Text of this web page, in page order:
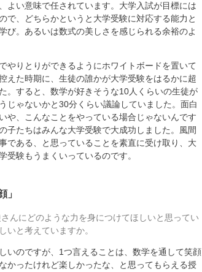
よい意味で任されています。大学入試が目標には
で、どちらかというと大学受験に対応する能力と
び。あるいは数式の美しさを感じられる余裕のよ
やりとりができるようにホワイトボードを置いて
えた時期に、生徒の誰かが大学受験をはるかに超
。すると、数学が好きそうな10人くらいの生徒が
じゃないかと30分くらい議論していました。面白
や、こんなことをやっている場合じゃないんです
子たちはみんな大学受験で大成功しました。風間
である、と思っていることを素直に受け取り、大
受験もうまくいっているのです。
」
んにどのような力を身につけてほしいと思ってい
いと考えていますか。
いのですが、1つ言えることは、数学を通して笑顔
かったけれど楽しかったな、と思ってもらえる授